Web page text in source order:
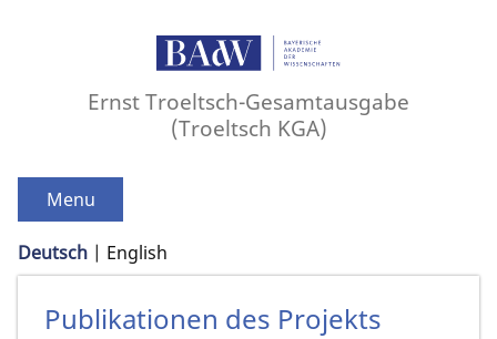
Ernst Troeltsch-Gesamtausgabe
(Troeltsch KGA)
Menu
Deutsch English
Publikationen des Projekts